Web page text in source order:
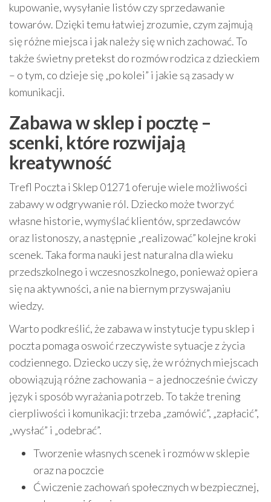
kupowanie, wysyłanie listów czy sprzedawanie
towarów. Dzięki temu łatwiej zrozumie, czym zajmują
się różne miejsca i jak należy się w nich zachować. To
także świetny pretekst do rozmów rodzica z dzieckiem
– o tym, co dzieje się „po kolei” i jakie są zasady w
komunikacji.
Zabawa w sklep i pocztę –
scenki, które rozwijają
kreatywność
Trefl Poczta i Sklep 01271 oferuje wiele możliwości
zabawy w odgrywanie ról. Dziecko może tworzyć
własne historie, wymyślać klientów, sprzedawców
oraz listonoszy, a następnie „realizować” kolejne kroki
scenek. Taka forma nauki jest naturalna dla wieku
przedszkolnego i wczesnoszkolnego, ponieważ opiera
się na aktywności, a nie na biernym przyswajaniu
wiedzy.
Warto podkreślić, że zabawa w instytucje typu sklep i
poczta pomaga oswoić rzeczywiste sytuacje z życia
codziennego. Dziecko uczy się, że w różnych miejscach
obowiązują różne zachowania – a jednocześnie ćwiczy
język i sposób wyrażania potrzeb. To także trening
cierpliwości i komunikacji: trzeba „zamówić”, „zapłacić”,
„wysłać” i „odebrać”.
Tworzenie własnych scenek i rozmów w sklepie
oraz na poczcie
Ćwiczenie zachowań społecznych w bezpiecznej,